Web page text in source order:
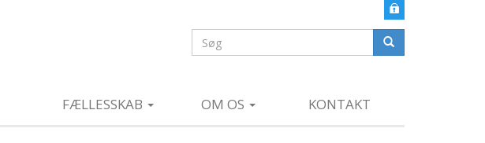
Søgefelt
FÆLLESSKAB OM OS KONTAKT